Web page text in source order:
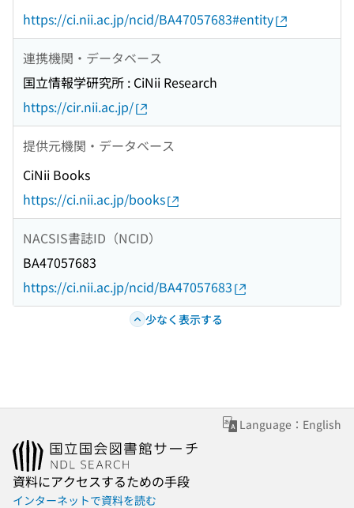
https://ci.nii.ac.jp/ncid/BA47057683#entity
連携機関・データベース
国立情報学研究所 : CiNii Research
https://cir.nii.ac.jp/
提供元機関・データベース
CiNii Books
https://ci.nii.ac.jp/books
NACSIS書誌ID（NCID）
BA47057683
https://ci.nii.ac.jp/ncid/BA47057683
少なく表示する
Language：English
資料にアクセスするための手段
インターネットで資料を読む